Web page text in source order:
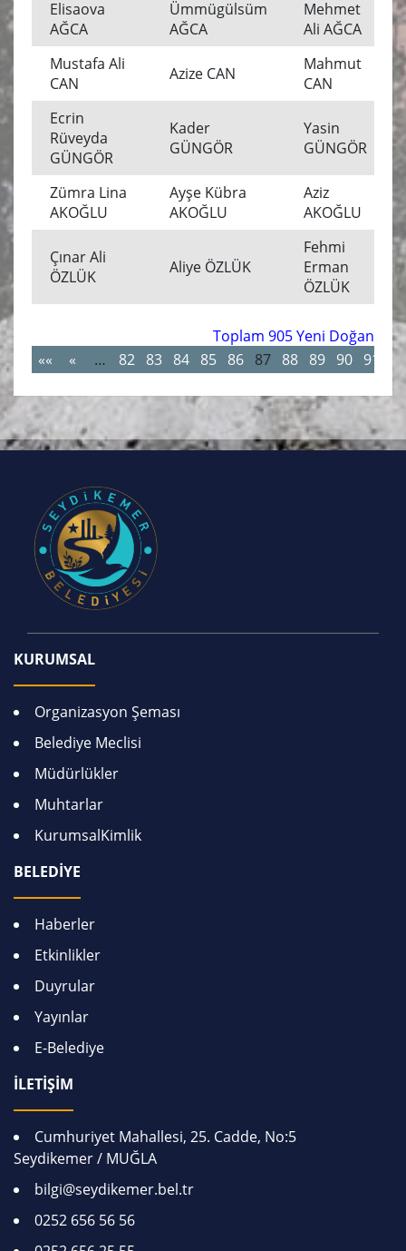
Elisaova
AĞCA
Ümmügülsüm
AĞCA
Mehmet
Ali AĞCA
Mustafa Ali
CAN
Azize CAN
Mahmut
CAN
Ecrin
Rüveyda
GÜNGÖR
Kader
GÜNGÖR
Yasin
GÜNGÖR
Zümra Lina
AKOĞLU
Ayşe Kübra
AKOĞLU
Aziz
AKOĞLU
Çınar Ali
ÖZLÜK
Aliye ÖZLÜK
Fehmi
Erman
ÖZLÜK
Toplam 905 Yeni Doğan
««
« … 82 83 84 85 86 87 88 89 90 91 »
KURUMSAL
Organizasyon Şeması
Belediye Meclisi
Müdürlükler
Muhtarlar
KurumsalKimlik
BELEDİYE
Haberler
Etkinlikler
Duyrular
Yayınlar
E-Belediye
İLETİŞİM
Cumhuriyet Mahallesi, 25. Cadde, No:5
Seydikemer / MUĞLA
bilgi@seydikemer.bel.tr
0252 656 56 56